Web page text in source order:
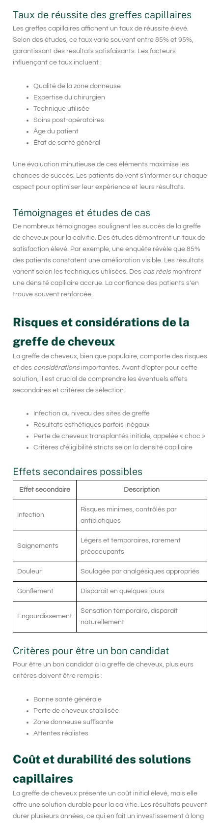
Taux de réussite des greffes capillaires
Les greffes capillaires affichent un taux de réussite élevé.
Selon des études, ce taux varie souvent entre 85% et 95%,
garantissant des résultats satisfaisants. Les facteurs
influençant ce taux incluent :
Qualité de la zone donneuse
Expertise du chirurgien
Technique utilisée
Soins post-opératoires
Âge du patient
État de santé général
Une évaluation minutieuse de ces éléments maximise les
chances de succès. Les patients doivent s’informer sur chaque
aspect pour optimiser leur expérience et leurs résultats.
Témoignages et études de cas
De nombreux témoignages soulignent les succès de la greffe
de cheveux pour la calvitie. Des études démontrent un taux de
satisfaction élevé. Par exemple, une enquête révèle que 85%
des patients constatent une amélioration visible. Les résultats
varient selon les techniques utilisées. Des cas réelsmontrent
une densité capillaire accrue. La confiance des patients s’en
trouve souvent renforcée.
Risques et considérations de la
greffe de cheveux
La greffe de cheveux, bien que populaire, comporte des risques
et des considérationsimportantes. Avant d’opter pour cette
solution, il est crucial de comprendre les éventuels effets
secondaires et critères de sélection.
Infection au niveau des sites de greffe
Résultats esthétiques parfois inégaux
Perte de cheveux transplantés initiale, appelée « choc »
Critères d’éligibilité stricts selon la densité capillaire
Effets secondaires possibles
Effet secondaire Description
Infection
Risques minimes, contrôlés par
antibiotiques
Saignements
Légers et temporaires, rarement
préoccupants
Douleur Soulagée par analgésiques appropriés
Gonflement Disparaît en quelques jours
Engourdissement
Sensation temporaire, disparaît
naturellement
Critères pour être un bon candidat
Pour être un bon candidat à la greffe de cheveux, plusieurs
critères doivent être remplis :
Bonne santé générale
Perte de cheveux stabilisée
Zone donneuse suffisante
Attentes réalistes
Coût et durabilité des solutions
capillaires
La greffe de cheveux présente un coût initial élevé, mais elle
offre une solution durable pour la calvitie. Les résultats peuvent
durer plusieurs années, ce qui en fait un investissement à long